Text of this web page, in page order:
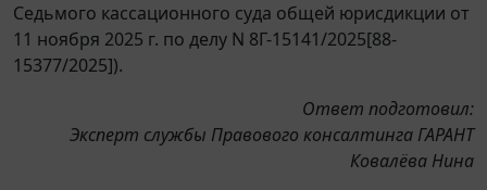
Седьмого кассационного суда общей юрисдикции от
11 ноября 2025 г. по делу N 8Г-15141/2025[88-
15377/2025]).
Ответ подготовил:
Эксперт службы Правового консалтинга ГАРАНТ
Ковалёва Нина